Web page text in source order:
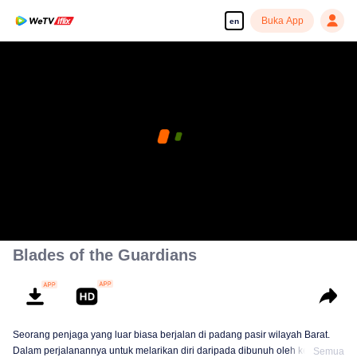
en Buka App
Blades of the Guardians
Seorang penjaga yang luar biasa berjalan di padang pasir wilayah Barat.
Dalam perjalanannya untuk melarikan diri daripada dibunuh oleh kerajaan,
Semua